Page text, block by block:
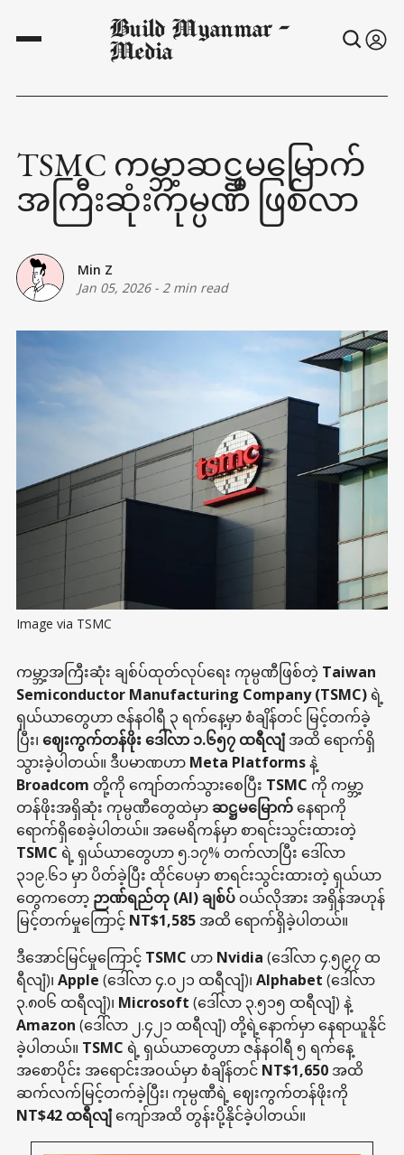
Build Myanmar -
Media
TSMC ကမ္ဘာ့ဆဋ္ဌမမြောက်
အကြီးဆုံးကုမ္ပဏီ ဖြစ်လာ
Min Z
Jan 05, 2026- 2 min read
Image via TSMC
ကမ္ဘာ့အကြီးဆုံး ချစ်ပ်ထုတ်လုပ်ရေး ကုမ္ပဏီဖြစ်တဲ့ Taiwan
Semiconductor Manufacturing Company (TSMC) ရဲ့
ရှယ်ယာတွေဟာ ဇန်နဝါရီ ၃ ရက်နေ့မှာ စံချိန်တင် မြင့်တက်ခဲ့
ပြီး၊ ဈေးကွက်တန်ဖိုး ဒေါ်လာ ၁.၆၅၇ ထရီလျံအထိ ရောက်ရှိ
သွားခဲ့ပါတယ်။ ဒီပမာဏဟာ Meta Platformsနဲ့
Broadcom တို့ကို ကျော်တက်သွားစေပြီး TSMC ကို ကမ္ဘာ့
တန်ဖိုးအရှိဆုံး ကုမ္ပဏီတွေထဲမှာ ဆဋ္ဌမမြောက်နေရာကို
ရောက်ရှိစေခဲ့ပါတယ်။ အမေရိကန်မှာ စာရင်းသွင်းထားတဲ့
TSMC ရဲ့ ရှယ်ယာတွေဟာ ၅.၁၇% တက်လာပြီး ဒေါ်လာ
၃၁၉.၆၁ မှာ ပိတ်ခဲ့ပြီး ထိုင်ပေမှာ စာရင်းသွင်းထားတဲ့ ရှယ်ယာ
တွေကတော့ ဉာဏ်ရည်တု (AI) ချစ်ပ် ဝယ်လိုအား အရှိန်အဟုန်
မြင့်တက်မှုကြောင့် NT$1,585 အထိ ရောက်ရှိခဲ့ပါတယ်။
ဒီအောင်မြင်မှုကြောင့် TSMC ဟာ Nvidia (ဒေါ်လာ ၄.၅၉၇ ထ
ရီလျံ)၊ Apple (ဒေါ်လာ ၄.၀၂၁ ထရီလျံ)၊ Alphabet (ဒေါ်လာ
၃.၈၀၆ ထရီလျံ)၊ Microsoft (ဒေါ်လာ ၃.၅၁၅ ထရီလျံ) နဲ့
Amazon (ဒေါ်လာ ၂.၄၂၁ ထရီလျံ) တို့ရဲ့နောက်မှာ နေရာယူနိုင်
ခဲ့ပါတယ်။ TSMC ရဲ့ ရှယ်ယာတွေဟာ ဇန်နဝါရီ ၅ ရက်နေ့
အစောပိုင်း အရောင်းအဝယ်မှာ စံချိန်တင် NT$1,650 အထိ
ဆက်လက်မြင့်တက်ခဲ့ပြီး၊ ကုမ္ပဏီရဲ့ ဈေးကွက်တန်ဖိုးကို
NT$42 ထရီလျံကျော်အထိ တွန်းပို့နိုင်ခဲ့ပါတယ်။